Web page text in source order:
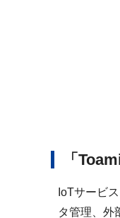
「
IoTサービ
タ管理、外